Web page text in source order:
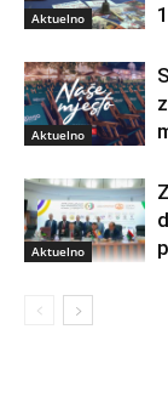
Aktuelno
Aktuelno
Aktuelno